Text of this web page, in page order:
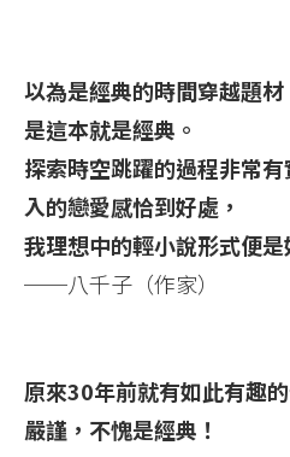
以為是經典的時間穿越題
是這本就是經典。
探索時空跳躍的過程非常
入的戀愛感恰到好處，
我理想中的輕小說形式便是
──八千子（作家）
原來30年前就有如此有趣
嚴謹，不愧是經典！